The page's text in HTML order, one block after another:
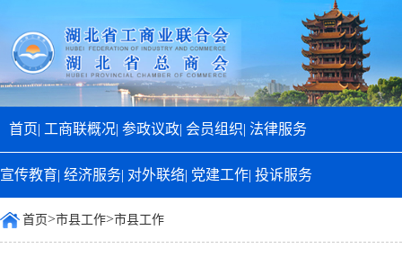
首页| 工商联概况| 参政议政| 会员组织| 法律服务
宣传教育| 经济服务| 对外联络| 党建工作| 投诉服务
首页>市县工作>市县工作